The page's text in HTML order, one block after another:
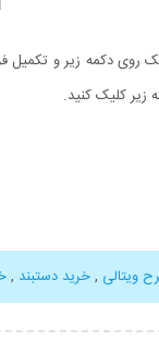
روی دکمه زیر و تکمیل
کلیک کنید.
ویتالی ,خرید دستبند ,